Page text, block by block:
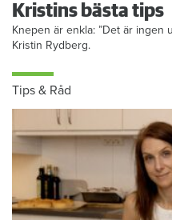
Kristins bästa tips
Knepen är enkla: ”Det är ingen
Kristin Rydberg.
Tips & Råd